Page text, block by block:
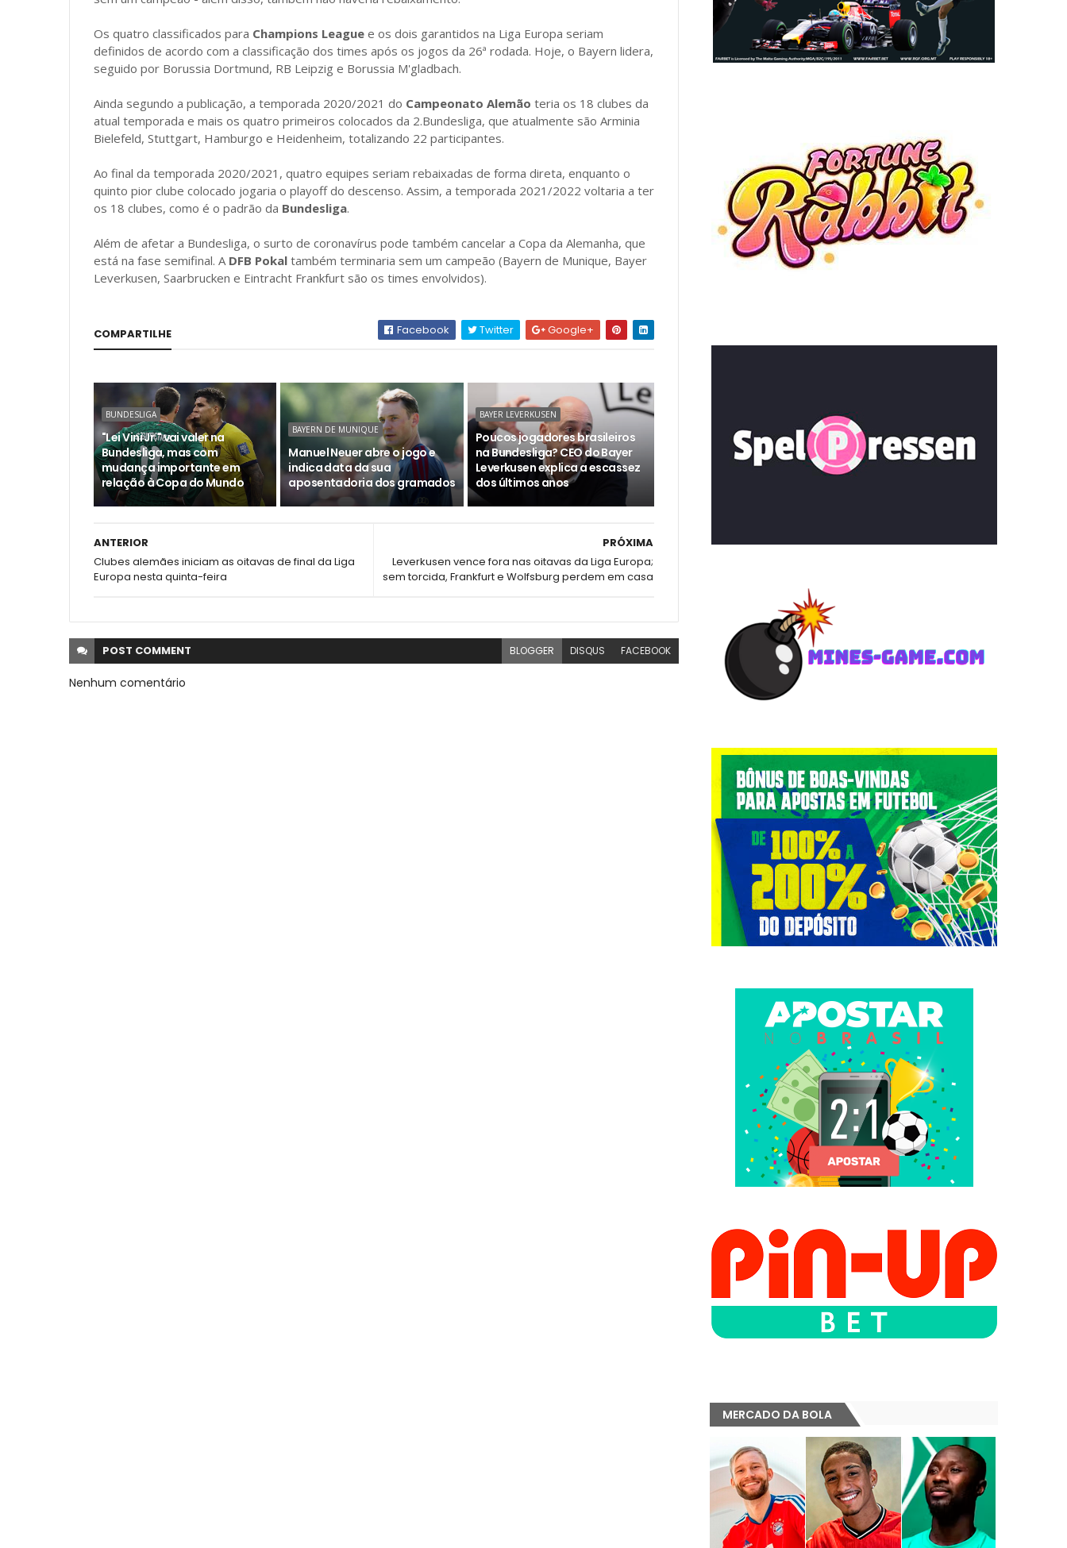
Os quatro classificados para Champions League e os dois garantidos na Liga Europa seriam
definidos de acordo com a classificação dos times após os jogos da 26ª rodada. Hoje, o Bayern lidera,
seguido por Borussia Dortmund, RB Leipzig e Borussia M'gladbach.
Ainda segundo a publicação, a temporada 2020/2021 do Campeonato Alemão teria os 18 clubes da
atual temporada e mais os quatro primeiros colocados da 2.Bundesliga, que atualmente são Arminia
Bielefeld, Stuttgart, Hamburgo e Heidenheim, totalizando 22 participantes.
Ao final da temporada 2020/2021, quatro equipes seriam rebaixadas de forma direta, enquanto o
quinto pior clube colocado jogaria o playoff do descenso. Assim, a temporada 2021/2022 voltaria a ter
os 18 clubes, como é o padrão da Bundesliga.
Além de afetar a Bundesliga, o surto de coronavírus pode também cancelar a Copa da Alemanha, que
está na fase semifinal. A DFB Pokal também terminaria sem um campeão (Bayern de Munique, Bayer
Leverkusen, Saarbrucken e Eintracht Frankfurt são os times envolvidos).
COMPARTILHE Facebook Twitter Google+
BUNDESLIGA
"Lei Vini Jr." vai valer na
Bundesliga, mas com
mudança importante em
relação à Copa do Mundo
BAYERN DE MUNIQUE
Manuel Neuer abre o jogo e
indica data da sua
aposentadoria dos gramados
BAYER LEVERKUSEN
Poucos jogadores brasileiros
na Bundesliga? CEO do Bayer
Leverkusen explica a escassez
dos últimos anos
PRÓXIMA
Leverkusen vence fora nas oitavas da Liga Europa;
sem torcida, Frankfurt e Wolfsburg perdem em casa
ANTERIOR
Clubes alemães iniciam as oitavas de final da Liga
Europa nesta quinta-feira
POST COMMENT BLOGGER DISQUS FACEBOOK
Nenhum comentário
MERCADO DA BOLA